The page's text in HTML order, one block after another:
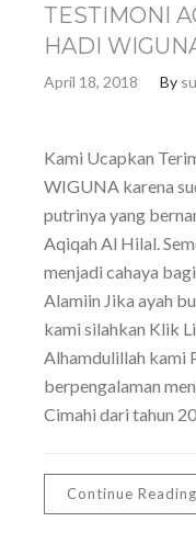
TESTIMONI
HADI
April 18, 2018 By
Kami Ucapkan
WIGUNA karena
putrinya yang
Aqiqah Al Hilal.
menjadi cahaya
Alamiin Jika ayah
kami silahkan Klik
Alhamdulillah kami
berpengalaman
Cimahi dari tahun
Continue Reading